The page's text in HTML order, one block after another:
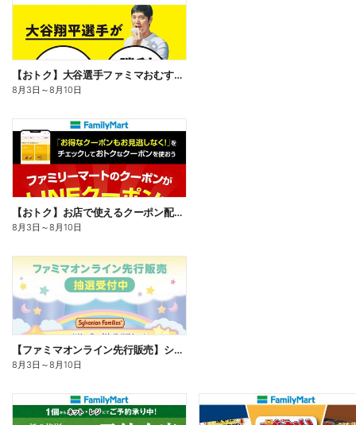
【おトク】大谷選手ファミマおむすび割
8月3日 ～8月10日
【おトク】お店で使えるクーポン配信中
8月3日 ～8月10日
【ファミマオンライン先行販売】シルバニアファミリー
8月3日 ～8月10日